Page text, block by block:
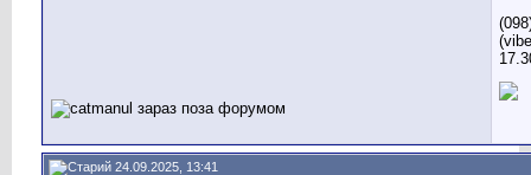
24.09.2025, 13:41